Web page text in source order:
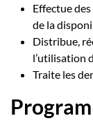
Effectue
de la
Distribue,
l’utilisation
Traite les